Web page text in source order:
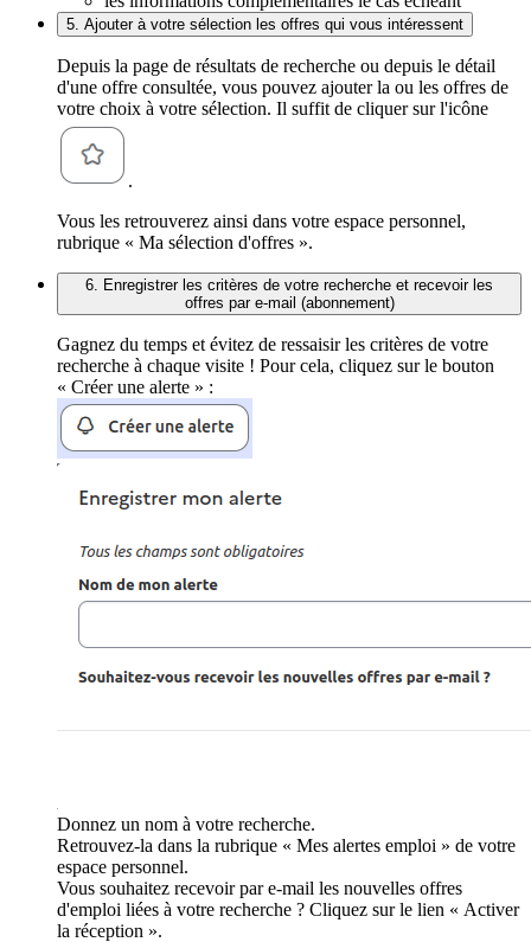
5. Ajouter à votre sélection les offres qui vous intéressent
Depuis la page de résultats de recherche ou depuis le détail
d'une offre consultée, vous pouvez ajouter la ou les offres de
votre choix à votre sélection. Il suffit de cliquer sur l'icône
.
Vous les retrouverez ainsi dans votre espace personnel,
rubrique « Ma sélection d'offres ».
6. Enregistrer les critères de votre recherche et recevoir les
offres par e-mail (abonnement)
Gagnez du temps et évitez de ressaisir les critères de votre
recherche à chaque visite ! Pour cela, cliquez sur le bouton
« Créer une alerte » :
Donnez un nom à votre recherche.
Retrouvez-la dans la rubrique « Mes alertes emploi » de votre
espace personnel.
Vous souhaitez recevoir par e-mail les nouvelles offres
d'emploi liées à votre recherche ? Cliquez sur le lien « Activer
la réception ».